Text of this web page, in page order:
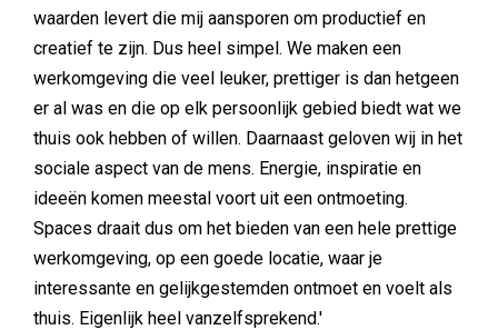
waarden levert die mij aansporen om productief en
creatief te zijn. Dus heel simpel. We maken een
werkomgeving die veel leuker, prettiger is dan hetgeen
er al was en die op elk persoonlijk gebied biedt wat we
thuis ook hebben of willen. Daarnaast geloven wij in het
sociale aspect van de mens. Energie, inspiratie en
ideeën komen meestal voort uit een ontmoeting.
Spaces draait dus om het bieden van een hele prettige
werkomgeving, op een goede locatie, waar je
interessante en gelijkgestemden ontmoet en voelt als
thuis. Eigenlijk heel vanzelfsprekend.'